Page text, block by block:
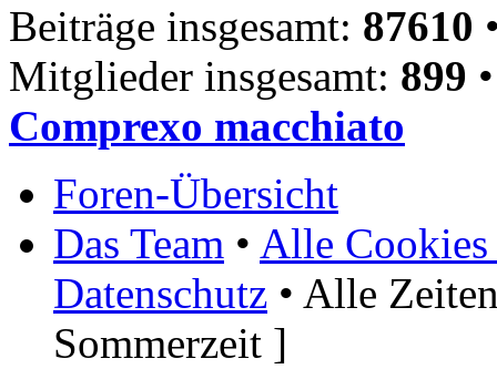
Beiträge insgesamt: 87610
Mitglieder insgesamt: 899
Comprexo macchiato
Foren-Übersicht
Das Team • Alle Cookies
Datenschutz • Alle
Sommerzeit ]